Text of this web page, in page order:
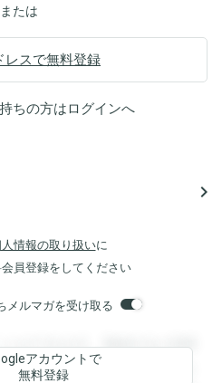
または
レスで無料登録
ちの方はログインへ
navigate_next
情報の取り扱いに
員登録をしてください
メルマガを受け取る
とができます。登録すると回答
登録すると回答を閲覧すること
アカウントで
無料登録